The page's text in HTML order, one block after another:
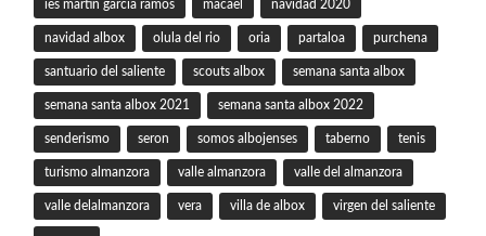
ies martin garcia ramos macael navidad 2020
navidad albox olula del rio oria partaloa purchena
santuario del saliente scouts albox semana santa albox
semana santa albox 2021 semana santa albox 2022
senderismo seron somos albojenses taberno tenis
turismo almanzora valle almanzora valle del almanzora
valle delalmanzora vera villa de albox virgen del saliente